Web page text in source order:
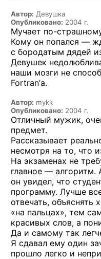
Автор: Девушка
Опубликовано: 2004 г.
Мучает по-
Кому он попался —
с бородатым дядей
Девушек
наши мозги не
Fortran’а.
Автор: mykk
Опубликовано: 2004 г.
Отличный мужик,
предмет.
Рассказывает
несмотря на то, что
На экзаменах не
главное — алгоритм.
он увидел, что
программу. Лучше
отвечать, объяснять
«на пальцах», тем
красивых слов, а
Да и самому так
Я сдавал ему один
прошло легко и